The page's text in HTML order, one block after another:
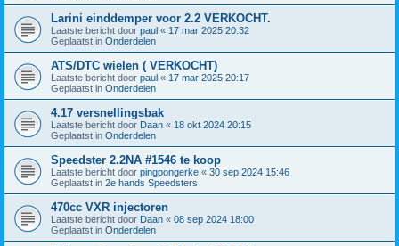
Larini einddemper voor 2.2 VERKOCHT.
Laatste bericht door paul « 17 mar 2025 20:32
Geplaatst in Onderdelen
ATS/DTC wielen ( VERKOCHT)
Laatste bericht door paul « 17 mar 2025 20:17
Geplaatst in Onderdelen
4.17 versnellingsbak
Laatste bericht door Daan « 18 okt 2024 20:15
Geplaatst in Onderdelen
Speedster 2.2NA #1546 te koop
Laatste bericht door pingpongerke « 30 sep 2024 15:46
Geplaatst in 2e hands Speedsters
470cc VXR injectoren
Laatste bericht door Daan « 08 sep 2024 18:00
Geplaatst in Onderdelen